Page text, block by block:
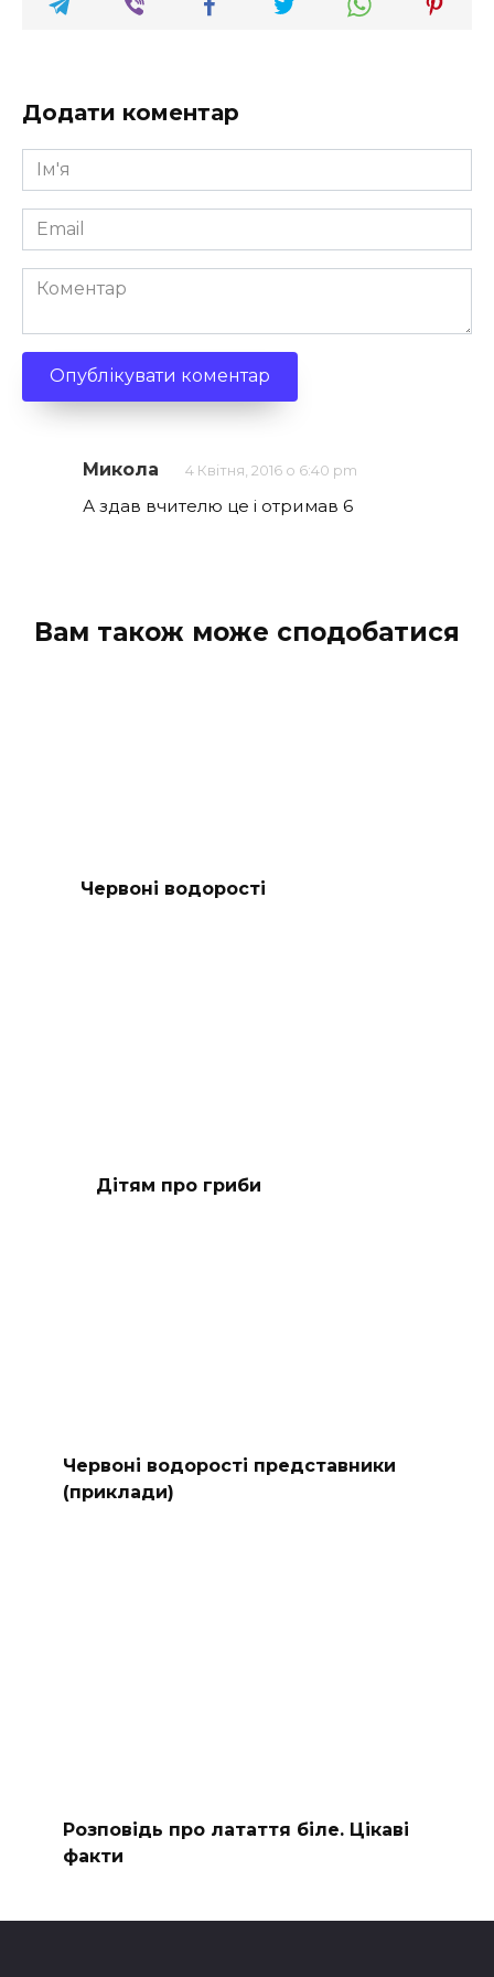
Додати коментар
Ім'я
*
Email
*
Коментар
Микола 4 Квітня, 2016 о 6:40 pm
А здав вчителю це і отримав 6
Вам також може сподобатися
Червоні водорості
Дітям про гриби
Червоні водорості представники
(приклади)
Розповідь про латаття біле. Цікаві
факти